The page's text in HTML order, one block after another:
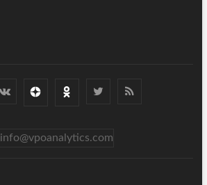
info@vpoanalytics.com